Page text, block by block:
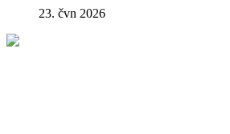
23. čvn 2026